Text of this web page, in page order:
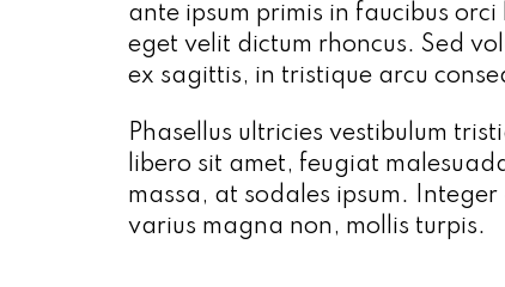
ante ipsum primis in faucibus
eget velit dictum rhoncus. Sed
ex sagittis, in tristique arcu
Phasellus ultricies vestibulum
libero sit amet, feugiat
massa, at sodales ipsum.
varius magna non, mollis turpis.